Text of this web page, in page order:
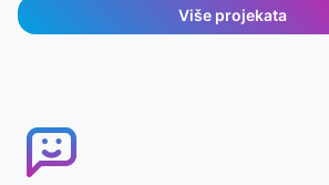
jednostavan i efikasan način
Korisnici mogu odabrati željene
brzo i praktično dobijanje hrane.
Više projekata